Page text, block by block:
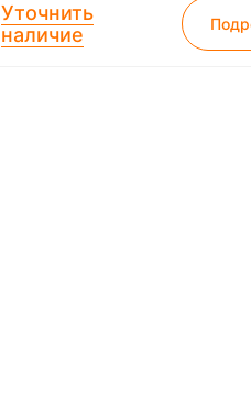
Уточнить
наличие